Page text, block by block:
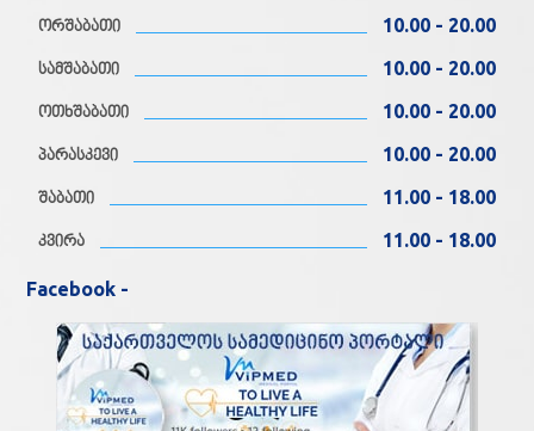
ორშაბათი 10.00 - 20.00
სამშაბათი 10.00 - 20.00
ოთხშაბათი 10.00 - 20.00
პარასკევი 10.00 - 20.00
შაბათი 11.00 - 18.00
კვირა 11.00 - 18.00
Facebook -